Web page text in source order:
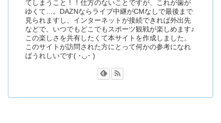
てしまうこと！！仕方のないことですが、これが歯が
ゆくて…。DAZNならライブ中継がCMなしで最後まで
見られますし、インターネットが接続できれば外出先
などで、いつでもどこでもスポーツ観戦が楽しめます♪
この楽しさを共有したくて本サイトを作成しました。
このサイトが訪問された方にとって何かの参考になれ
ばうれしいです( ･◡･ )